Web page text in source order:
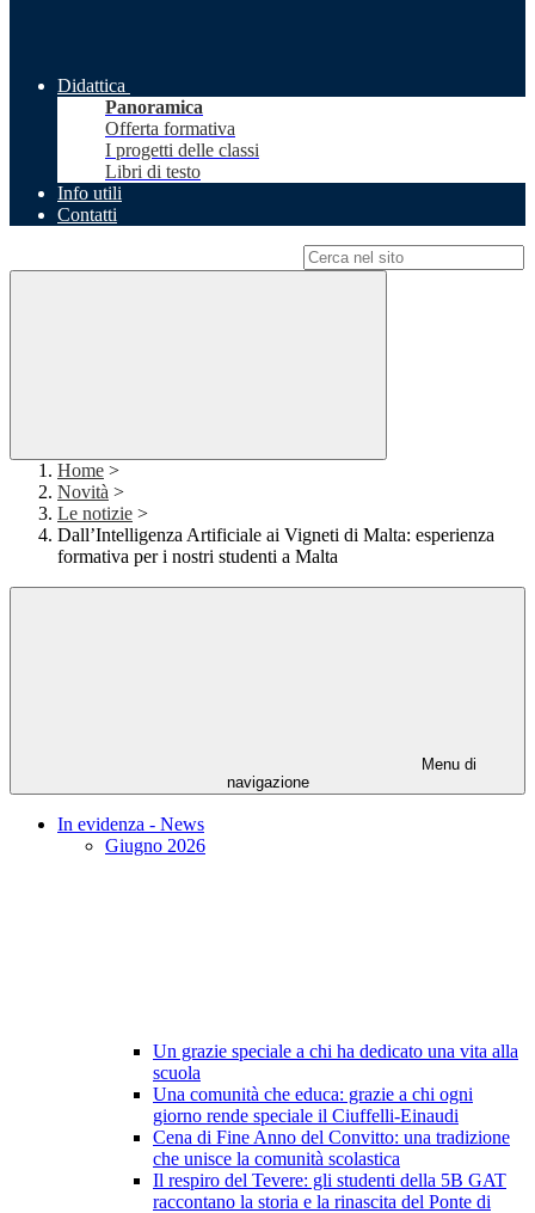
Didattica
Panoramica
Offerta formativa
I progetti delle classi
Libri di testo
Info utili
Contatti
Home >
Novità >
Le notizie >
Dall’Intelligenza Artificiale ai Vigneti di Malta: esperienza
formativa per i nostri studenti a Malta
Menu di
navigazione
In evidenza - News
Giugno 2026
Un grazie speciale a chi ha dedicato una vita alla
scuola
Una comunità che educa: grazie a chi ogni
giorno rende speciale il Ciuffelli-Einaudi
Cena di Fine Anno del Convitto: una tradizione
che unisce la comunità scolastica
Il respiro del Tevere: gli studenti della 5B GAT
raccontano la storia e la rinascita del Ponte di